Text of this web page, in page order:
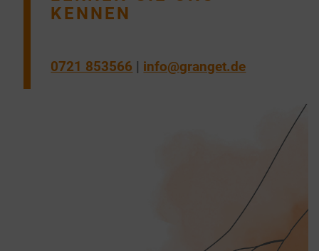
KENNEN
0721 853566 | info@granget.de